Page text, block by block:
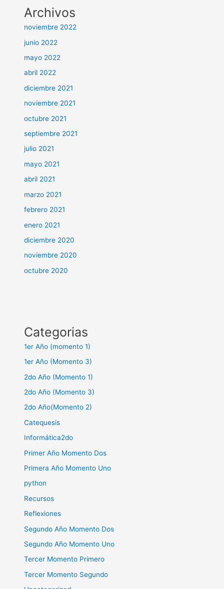
Archivos
noviembre 2022
junio 2022
mayo 2022
abril 2022
diciembre 2021
noviembre 2021
octubre 2021
septiembre 2021
julio 2021
mayo 2021
abril 2021
marzo 2021
febrero 2021
enero 2021
diciembre 2020
noviembre 2020
octubre 2020
Categorias
1er Año (momento 1)
1er Año (Momento 3)
2do Año (Momento 1)
2do Año (Momento 3)
2do Año(Momento 2)
Catequesis
Informática2do
Primer Año Momento Dos
Primera Año Momento Uno
python
Recursos
Reflexiones
Segundo Año Momento Dos
Segundo Año Momento Uno
Tercer Momento Primero
Tercer Momento Segundo